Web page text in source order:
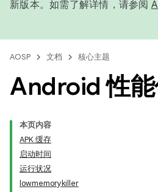
新版本。如需了解详情，请参阅
AOSP 文档 核心主题
Android 性
本页内容
APK 缓存
启动时间
运行状况
lowmemorykiller